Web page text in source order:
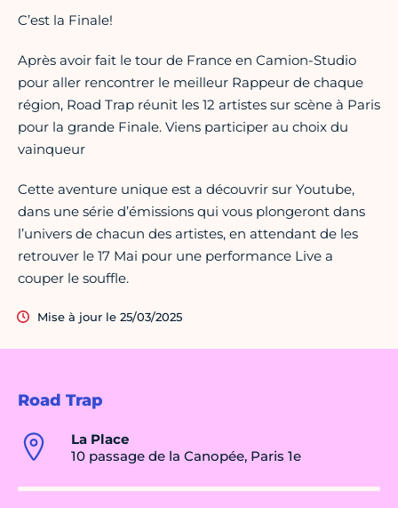
Road Trap
La Place
10 passage de la Canopée, Paris 1e
C’est la Finale!
Après avoir fait le tour de France en Camion-Studio
pour aller rencontrer le meilleur Rappeur de chaque
région, Road Trap réunit les 12 artistes sur scène à Paris
pour la grande Finale. Viens participer au choix du
vainqueur
Cette aventure unique est a découvrir sur Youtube,
dans une série d’émissions qui vous plongeront dans
l’univers de chacun des artistes, en attendant de les
retrouver le 17 Mai pour une performance Live a
couper le souffle.
Mise à jour le 25/03/2025